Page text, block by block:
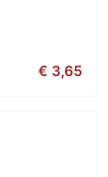
€ 3,65